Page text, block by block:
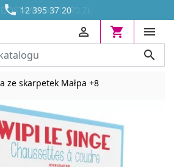
 12 395 37 20
DOSTAWA OD 13,70 ZŁ




ze skarpetek Małpa +8